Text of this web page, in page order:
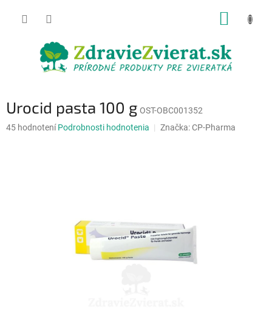
Urocid pasta 100 g OST-OBC001352
Priemerné
45 hodnotení Podrobnosti hodnotenia Značka:CP-Pharma